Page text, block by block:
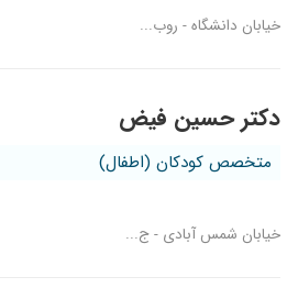
خیابان دانشگاه - روب...
دکتر حسین فیض
متخصص کودکان (اطفال)
خیابان شمس آبادی - ج...